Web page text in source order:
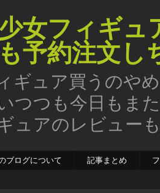
女フィギ
予約注文し
ギュア買うのや
つつも今日もま
ュアのレビュー
ブログについて 記事まとめ